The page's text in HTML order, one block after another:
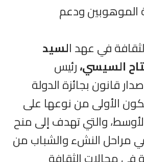
الموهوبين ودعم
في عهد السيد
السيسي،رئيس
قانون بجائزة الدولة
الأولى من نوعها على
والتي تهدف إلى منح
مراحل النشء والشباب من